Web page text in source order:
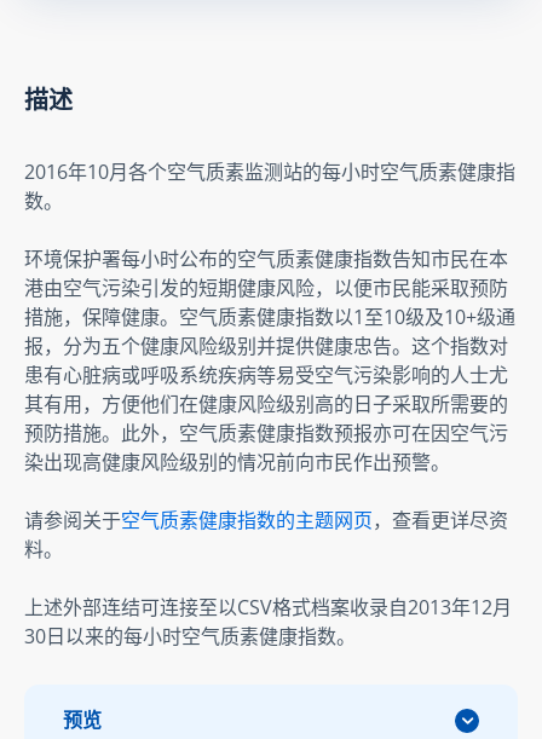
描述
2016年10月各个空气质素监测站的每小时空气质素健康指
数。
环境保护署每小时公布的空气质素健康指数告知市民在本
港由空气污染引发的短期健康风险，以便市民能采取预防
措施，保障健康。空气质素健康指数以1至10级及10+级通
报，分为五个健康风险级别并提供健康忠告。这个指数对
患有心脏病或呼吸系统疾病等易受空气污染影响的人士尤
其有用，方便他们在健康风险级别高的日子采取所需要的
预防措施。此外，空气质素健康指数预报亦可在因空气污
染出现高健康风险级别的情况前向市民作出预警。
请参阅关于空气质素健康指数的主题网页，查看更详尽资
料。
上述外部连结可连接至以CSV格式档案收录自2013年12月
30日以来的每小时空气质素健康指数。
预览